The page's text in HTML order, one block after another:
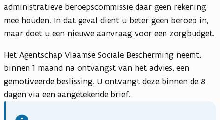
administratieve beroepscommissie daar geen rekening
mee houden. In dat geval dient u beter geen beroep in,
maar doet u een nieuwe aanvraag voor een zorgbudget.
Het Agentschap Vlaamse Sociale Bescherming neemt,
binnen 1 maand na ontvangst van het advies, een
gemotiveerde beslissing. U ontvangt deze binnen de 8
dagen via een aangetekende brief.